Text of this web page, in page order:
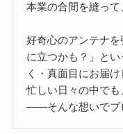
本業の合間を縫って
好奇心のアンテナ
に立つかも？」と
く・真面目にお届け
忙しい日々の中で
——そんな想いでブ